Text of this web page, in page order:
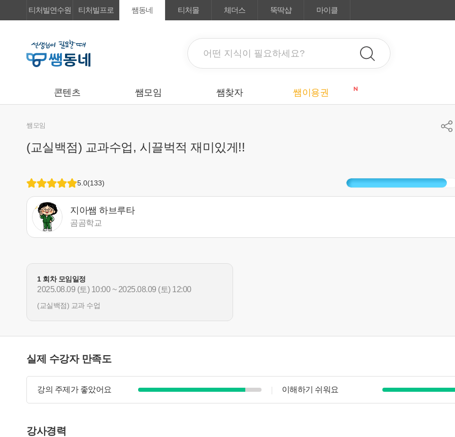
티처빌연수원 티처빌프로 쌤동네 티처몰 체더스 뚝딱샵 마이클
콘텐츠 쌤모임 쌤찾자 쌤이용권 N
쌤모임
(교실백점) 교과수업, 시끌벅적 재미있게!!
5.0(133)
지아쌤 하브루타
곰곰학교
1 회차 모임일정
2025.08.09 (토) 10:00 ~ 2025.08.09 (토) 12:00
(교실백점) 교과 수업
실제 수강자 만족도
강의 주제가 좋았어요 이해하기 쉬워요
강사경력